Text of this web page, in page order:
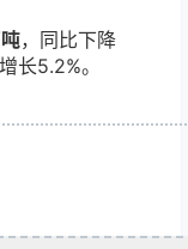
，同比下降
长5.2%。